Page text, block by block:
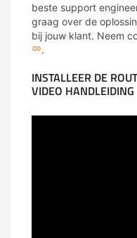
beste support
graag over de
bij jouw klant. Neem
.
INSTALLEER DE
VIDEO HANDLEIDING